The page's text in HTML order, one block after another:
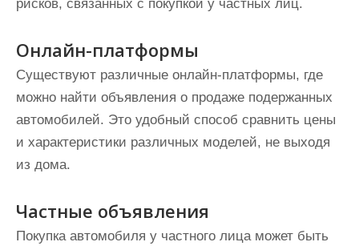
рисков, связанных с покупкой у частных лиц.
Онлайн-платформы
Существуют различные онлайн-платформы, где
можно найти объявления о продаже подержанных
автомобилей. Это удобный способ сравнить цены
и характеристики различных моделей, не выходя
из дома.
Частные объявления
Покупка автомобиля у частного лица может быть